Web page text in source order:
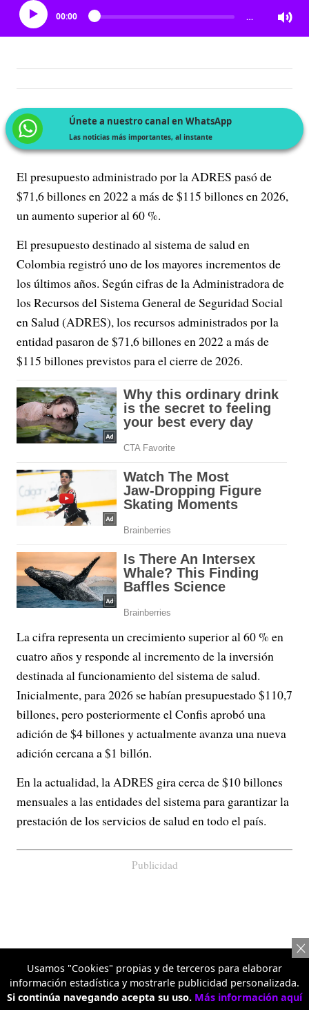
00:00 …
Únete a nuestro canal en WhatsApp
Las noticias más importantes, al instante
El presupuesto administrado por la ADRES pasó de
$71,6 billones en 2022 a más de $115 billones en 2026,
un aumento superior al 60 %.
El presupuesto destinado al sistema de salud en
Colombia registró uno de los mayores incrementos de
los últimos años. Según cifras de la Administradora de
los Recursos del Sistema General de Seguridad Social
en Salud (ADRES), los recursos administrados por la
entidad pasaron de $71,6 billones en 2022 a más de
$115 billones previstos para el cierre de 2026.
La cifra representa un crecimiento superior al 60 % en
cuatro años y responde al incremento de la inversión
destinada al funcionamiento del sistema de salud.
Inicialmente, para 2026 se habían presupuestado $110,7
billones, pero posteriormente el Confis aprobó una
adición de $4 billones y actualmente avanza una nueva
adición cercana a $1 billón.
En la actualidad, la ADRES gira cerca de $10 billones
mensuales a las entidades del sistema para garantizar la
prestación de los servicios de salud en todo el país.
Publicidad
Usamos "Cookies" propias y de terceros para elaborar
información estadística y mostrarle publicidad personalizada.
Si continúa navegando acepta su uso. Más información aquí